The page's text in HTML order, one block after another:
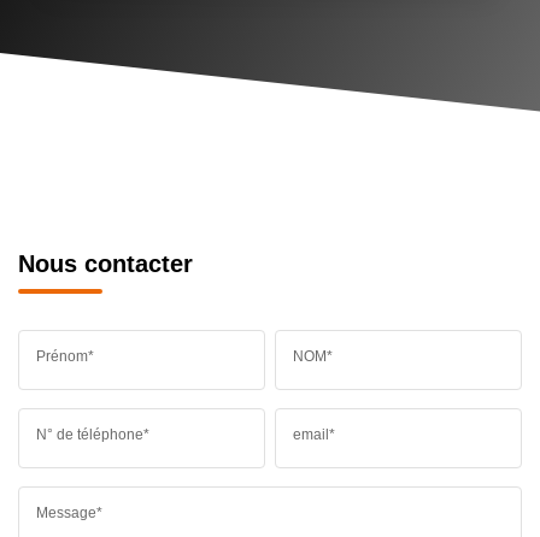
Nous contacter
Prénom* NOM*
N° de téléphone* email*
Message*